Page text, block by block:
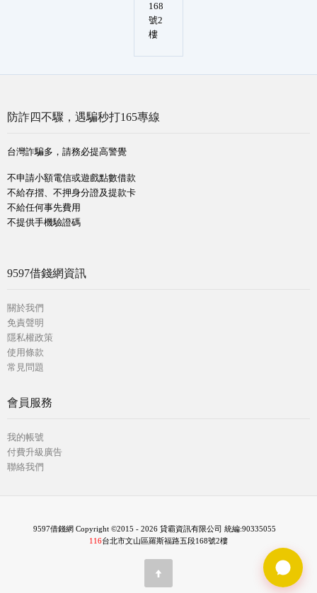
168
號2
樓
防詐四不驟，遇騙秒打165專線
台灣詐騙多，請務必提高警覺
不申請小額電信或遊戲點數借款
不給存摺、不押身分證及提款卡
不給任何事先費用
不提供手機驗證碼
9597借錢網資訊
關於我們
免責聲明
隱私權政策
使用條款
常見問題
會員服務
我的帳號
付費升級廣告
聯絡我們
9597借錢網 Copyright ©2015 - 2026 貸霸資訊有限公司 統編:90335055
116台北市文山區羅斯福路五段168號2樓